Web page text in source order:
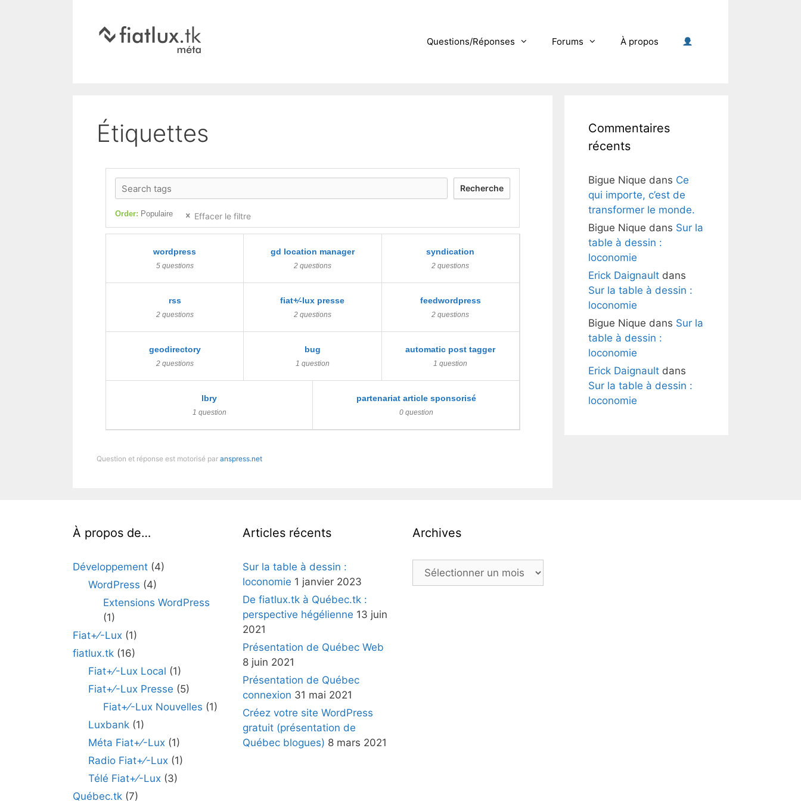
Questions/Réponses Forums À propos
Étiquettes
Recherche
Order: Populaire Effacer le filtre
wordpress
5 questions
gd location manager
2 questions
syndication
2 questions
rss
2 questions
fiat+⁄-lux presse
2 questions
feedwordpress
2 questions
geodirectory
2 questions
bug
1 question
automatic post tagger
1 question
lbry
1 question
partenariat article sponsorisé
0 question
Question et réponse est motorisé par anspress.net
Commentaires
récents
Bigue Nique dans Ce
qui importe, c’est de
transformer le monde.
Bigue Nique dans Sur la
table à dessin :
loconomie
Erick Daignault dans
Sur la table à dessin :
loconomie
Bigue Nique dans Sur la
table à dessin :
loconomie
Erick Daignault dans
Sur la table à dessin :
loconomie
À propos de…
Développement (4)
WordPress (4)
Extensions WordPress
(1)
Fiat+⁄-Lux (1)
fiatlux.tk (16)
Fiat+⁄-Lux Local (1)
Fiat+⁄-Lux Presse (5)
Fiat+⁄-Lux Nouvelles (1)
Luxbank(1)
Méta Fiat+⁄-Lux(1)
Radio Fiat+⁄-Lux(1)
Télé Fiat+⁄-Lux(3)
Québec.tk (7)
Articles récents
Sur la table à dessin :
loconomie 1 janvier 2023
De fiatlux.tk à Québec.tk :
perspective hégélienne 13 juin
2021
Présentation de Québec Web
8 juin 2021
Présentation de Québec
connexion 31 mai 2021
Créez votre site WordPress
gratuit (présentation de
Québec blogues) 8 mars 2021
Archives